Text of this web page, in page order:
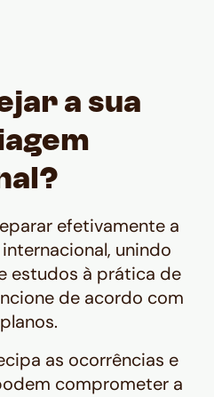
a sua
efetivamente a
unindo
estudos à prática de
de acordo com
as ocorrências e
comprometer a